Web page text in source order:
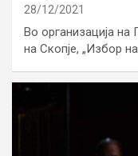
28/12/2021
Во организација на
на Скопје, „Избор